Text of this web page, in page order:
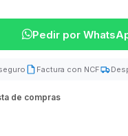
Pedir por
Factura con NCF
de compras